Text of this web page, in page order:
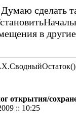
сделать
в
открытия/
:: 10:25